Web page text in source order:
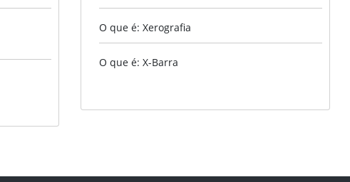
O que é: Xerografia
O que é: X-Barra